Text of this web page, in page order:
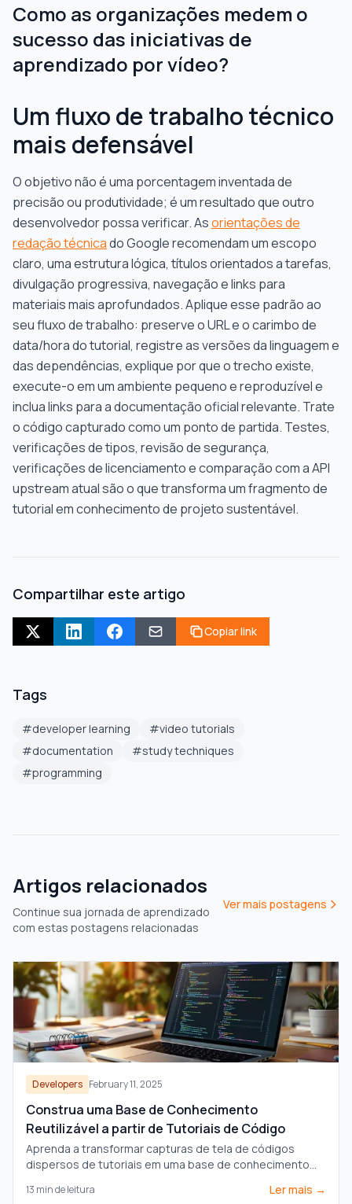
Como as organizações medem o
sucesso das iniciativas de
aprendizado por vídeo?
Um fluxo de trabalho técnico
mais defensável
O objetivo não é uma porcentagem inventada de
precisão ou produtividade; é um resultado que outro
desenvolvedor possa verificar. Asorientações de
redação técnicado Google recomendam um escopo
claro, uma estrutura lógica, títulos orientados a tarefas,
divulgação progressiva, navegação e links para
materiais mais aprofundados. Aplique esse padrão ao
seu fluxo de trabalho: preserve o URL e o carimbo de
data/hora do tutorial, registre as versões da linguagem e
das dependências, explique por que o trecho existe,
execute-o em um ambiente pequeno e reproduzível e
inclua links para a documentação oficial relevante. Trate
o código capturado como um ponto de partida. Testes,
verificações de tipos, revisão de segurança,
verificações de licenciamento e comparação com a API
upstream atual são o que transforma um fragmento de
tutorial em conhecimento de projeto sustentável.
Compartilhar este artigo
Copiar link
Tags
#developer learning #video tutorials
#documentation #study techniques
#programming
Artigos relacionados
Continue sua jornada de aprendizado
com estas postagens relacionadas
Ver mais postagens
Developers February 11, 2025
Construa uma Base de Conhecimento
Reutilizável a partir de Tutoriais de Código
Aprenda a transformar capturas de tela de códigos
dispersos de tutoriais em uma base de conhecimento
produtividade.
13 min de leitura Ler mais →